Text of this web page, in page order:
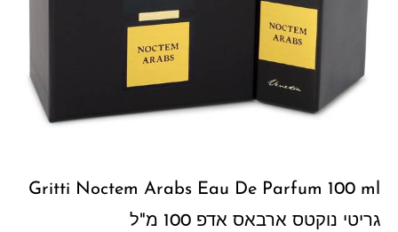
Gritti Noctem Arabs Eau De Parfum 100 ml
גריטי נוקטס ארבאס אדפ 100 מ"ל